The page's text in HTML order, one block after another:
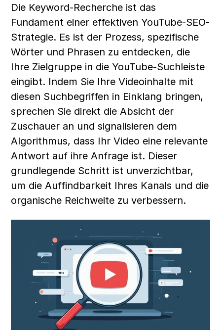
Die Keyword-Recherche ist das
Fundament einer effektiven YouTube-SEO-
Strategie. Es ist der Prozess, spezifische
Wörter und Phrasen zu entdecken, die
Ihre Zielgruppe in die YouTube-Suchleiste
eingibt. Indem Sie Ihre Videoinhalte mit
diesen Suchbegriffen in Einklang bringen,
sprechen Sie direkt die Absicht der
Zuschauer an und signalisieren dem
Algorithmus, dass Ihr Video eine relevante
Antwort auf ihre Anfrage ist. Dieser
grundlegende Schritt ist unverzichtbar,
um die Auffindbarkeit Ihres Kanals und die
organische Reichweite zu verbessern.